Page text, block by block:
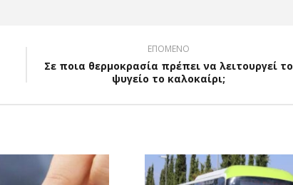
ΕΠΟΜΕΝΟ
Σε ποια θερμοκρασία πρέπει να λειτουργεί το
ψυγείο το καλοκαίρι;